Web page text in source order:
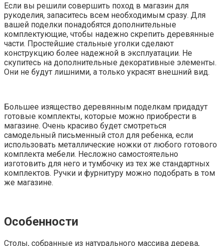
Если вы решили совершить поход в магазин для
рукоделия, запаситесь всем необходимым сразу. Для
вашей поделки понадобятся дополнительные
комплектующие, чтобы надежно скрепить деревянные
части. Простейшие стальные уголки сделают
конструкцию более надежной в эксплуатации. Не
скупитесь на дополнительные декоративные элементы.
Они не будут лишними, а только украсят внешний вид.
Большее изящество деревянным поделкам придадут
готовые комплекты, которые можно приобрести в
магазине. Очень красиво будет смотреться
самодельный письменный стол для ребенка, если
использовать металлические ножки от любого готового
комплекта мебели. Несложно самостоятельно
изготовить для него и тумбочку из тех же стандартных
комплектов. Ручки и фурнитуру можно подобрать в том
же магазине.
Особенности
Столы, собранные из натурального массива дерева,